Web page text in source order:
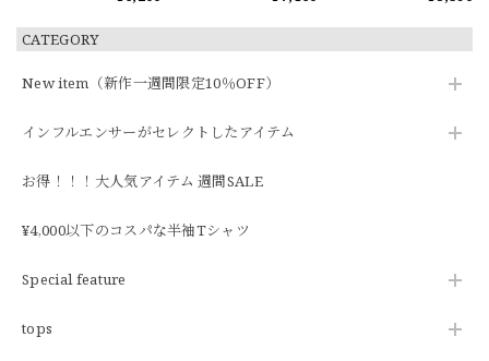
CATEGORY
New item（新作一週間限定10％OFF）
インフルエンサーがセレクトしたアイテム
お得！！！大人気アイテム 週間SALE
¥4,000以下のコスパな半袖Tシャツ
Special feature
tops